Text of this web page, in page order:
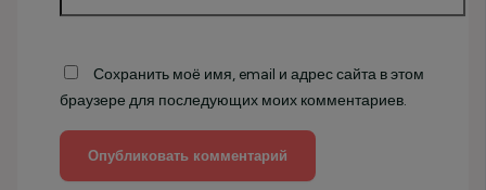
Сохранить моё имя, email и адрес сайта в этом
браузере для последующих моих комментариев.